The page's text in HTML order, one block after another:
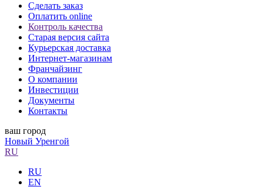
Сделать заказ
Оплатить online
Контроль качества
Старая версия сайта
Курьерская доставка
Интернет-магазинам
Франчайзинг
О компании
Инвестиции
Документы
Контакты
ваш город
Новый Уренгой
RU
RU
EN